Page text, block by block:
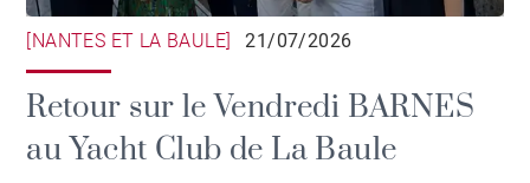
[NANTES ET LA BAULE] 21/07/2026
Retour sur le Vendredi BARNES
au Yacht Club de La Baule